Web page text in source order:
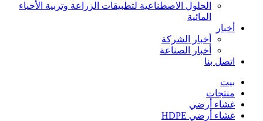
الحلول الاصطناعية لتطبيقات الزراعة وتربية الأحياء
المائية
أخبار
أخبار الشركة
أخبار الصناعة
اتصل بنا
بيت
منتجات
غشاء أرضي
غشاء أرضي HDPE